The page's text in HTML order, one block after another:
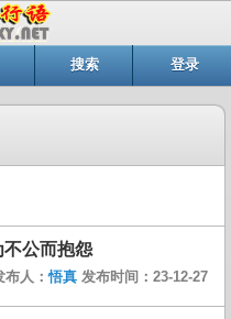
搜索 登录
不公而抱怨
布人：悟真 发布时间：23-12-27